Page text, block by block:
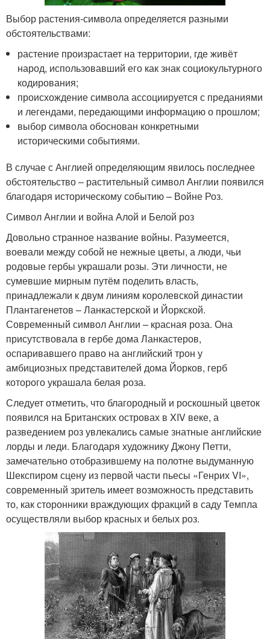
Выбор растения-символа определяется разными
обстоятельствами:
растение произрастает на территории, где живёт
народ, использовавший его как знак социокультурного
кодирования;
происхождение символа ассоциируется с преданиями
и легендами, передающими информацию о прошлом;
выбор символа обоснован конкретными
историческими событиями.
В случае с Англией определяющим явилось последнее
обстоятельство – растительный символ Англии появился
благодаря историческому событию – Войне Роз.
Символ Англии и война Алой и Белой роз
Довольно странное название войны. Разумеется,
воевали между собой не нежные цветы, а люди, чьи
родовые гербы украшали розы. Эти личности, не
сумевшие мирным путём поделить власть,
принадлежали к двум линиям королевской династии
Плантагенетов – Ланкастерской и Йоркской.
Современный символ Англии – красная роза. Она
присутствовала в гербе дома Ланкастеров,
оспаривавшего право на английский трон у
амбициозных представителей дома Йорков, герб
которого украшала белая роза.
Следует отметить, что благородный и роскошный цветок
появился на Британских островах в XIV веке, а
разведением роз увлекались самые знатные английские
лорды и леди. Благодаря художнику Джону Петти,
замечательно отобразившему на полотне выдуманную
Шекспиром сцену из первой части пьесы «Генрих VI»,
современный зритель имеет возможность представить
то, как сторонники враждующих фракций в саду Темпла
осуществляли выбор красных и белых роз.